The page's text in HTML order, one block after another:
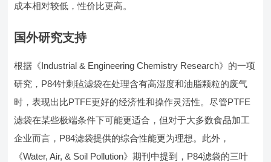
成本相对较低，性价比更高。
国外研究支持
根据《Industrial & Engineering Chemistry Research》的一项
研究，P84针刺毡滤袋在处理含有高湿度和油脂颗粒的废气
时，表现出比PTFE更好的经济性和操作灵活性。尽管PTFE
滤袋在某些极端条件下可能更适合，但对于大多数食品加工
企业而言，P84滤袋提供的综合性能更为理想。此外，
《Water, Air, & Soil Pollution》期刊中提到，P84滤袋的三叶